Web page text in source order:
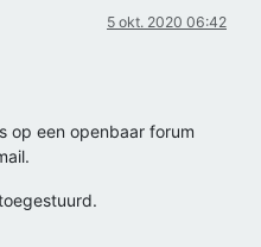
5 okt. 2020 06:42
op een openbaar forum